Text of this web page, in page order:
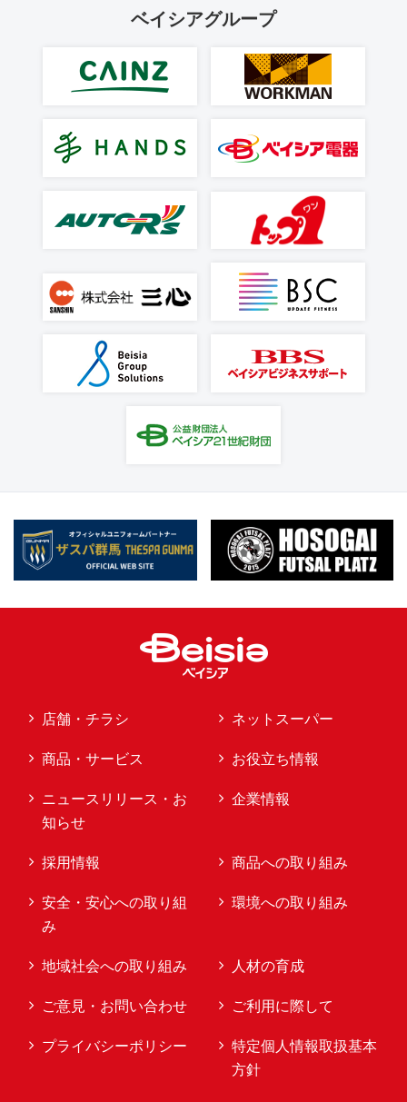
ベイシアグループ
店舗・チラシ ネットスーパー
商品・サービス お役立ち情報
ニュースリリース・お
知らせ
企業情報
採用情報 商品への取り組み
安全・安心への取り組
み
環境への取り組み
地域社会への取り組み 人材の育成
ご意見・お問い合わせ ご利用に際して
プライバシーポリシー
特定個人情報取扱基本
方針